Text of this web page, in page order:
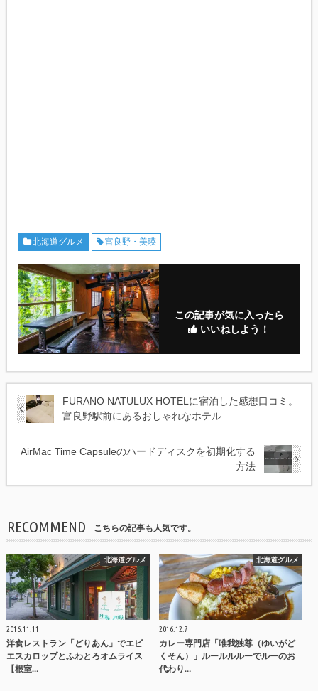
北海道グルメ 富良野・美瑛
この記事が気に入ったら
いいねしよう！
FURANO NATULUX HOTELに宿泊した感想口コミ。
富良野駅前にあるおしゃれなホテル
AirMac Time Capsuleのハードディスクを初期化する
方法
RECOMMEND こちらの記事も人気です。
北海道グルメ
2016.11.11
洋食レストラン「どりあん」でエビ
エスカロップとふわとろオムライス
【根室…
北海道グルメ
2016.12.7
カレー専門店「唯我独尊（ゆいがど
くそん）」ルールルルーでルーのお
代わり…